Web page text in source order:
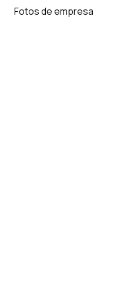
Fotos de empresa